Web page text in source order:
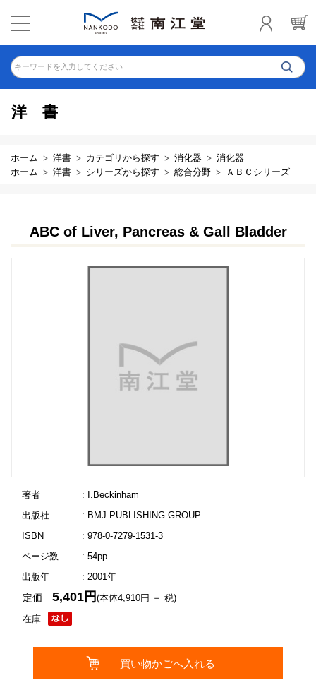
キーワードを入力してください
洋書
ホーム 洋書 カテゴリから探す 消化器
消化器
ホーム
洋書 シリーズから探す 総合分野 ＡＢＣシリーズ
ABC of Liver, Pancreas & Gall Bladder
著者
: I.Beckinham
出版社
: BMJ PUBLISHING GROUP
ISBN
: 978-0-7279-1531-3
ページ数
: 54pp.
出版年
: 2001年
在庫
定価5,401円(本体4,910円 ＋ 税)